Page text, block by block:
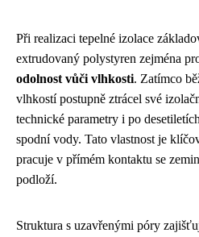
Při realizaci tepelné izolace
extrudovaný polystyren zejména
odolnost vůči vlhkosti. Zatímco
vlhkostí postupně ztrácel své
technické parametry i po
spodní vody. Tato vlastnost je
pracuje v přímém kontaktu se
podloží.
Struktura s uzavřenými póry